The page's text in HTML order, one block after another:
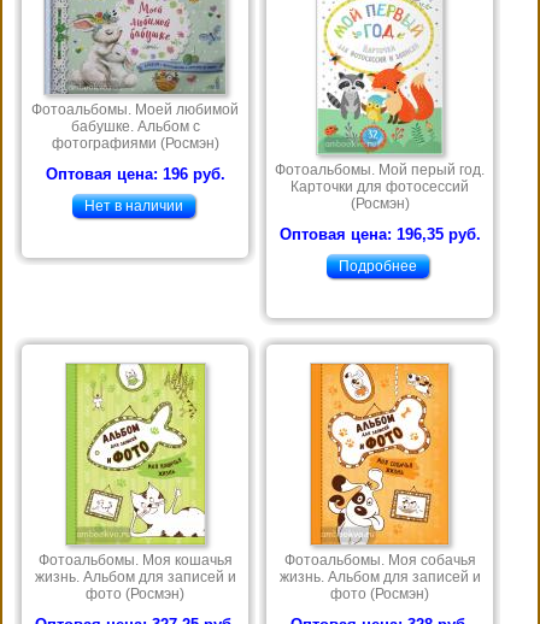
Фотоальбомы. Моей любимой
бабушке. Альбом с
фотографиями (Росмэн)
Оптовая цена: 196 руб.
Нет в наличии
Фотоальбомы. Мой перый год.
Карточки для фотосессий
(Росмэн)
Оптовая цена: 196,35 руб.
Подробнее
Фотоальбомы. Моя кошачья
жизнь. Альбом для записей и
фото (Росмэн)
Фотоальбомы. Моя собачья
жизнь. Альбом для записей и
фото (Росмэн)